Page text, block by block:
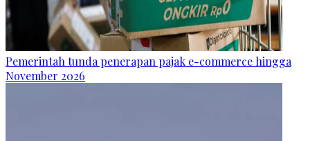
Pemerintah tunda penerapan pajak e-commerce hingga
November 2026